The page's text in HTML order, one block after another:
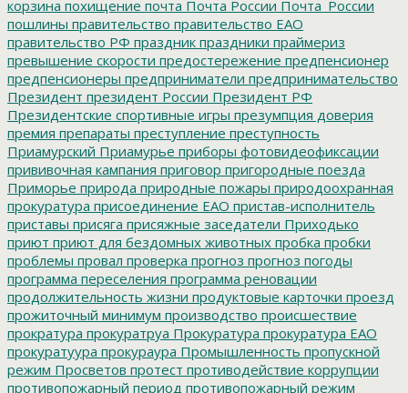
корзина похищение почта Почта России Почта_России
пошлины правительство правительство ЕАО
правительство РФ праздник праздники праймериз
превышение скорости предостережение предпенсионер
предпенсионеры предприниматели предпринимательство
Президент президент России Президент РФ
Президентские спортивные игры презумпция доверия
премия препараты преступление преступность
Приамурский Приамурье приборы фотовидеофиксации
прививочная кампания приговор пригородные поезда
Приморье природа природные пожары природоохранная
прокуратура присоединение ЕАО пристав-исполнитель
приставы присяга присяжные заседатели Приходько
приют приют для бездомных животных пробка пробки
проблемы провал проверка прогноз прогноз погоды
программа переселения программа реновации
продолжительность жизни продуктовые карточки проезд
прожиточный минимум производство происшествие
прократура прокуратруа Прокуратура прокуратура ЕАО
прокуратуура прокураура Промышленность пропускной
режим Просветов протест противодействие коррупции
противопожарный период противопожарный режим